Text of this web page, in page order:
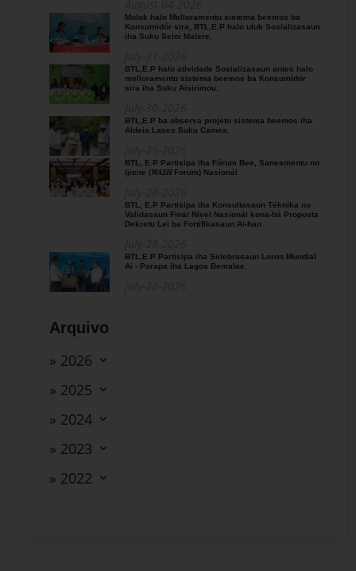
Molok halo Melloramentu sistema beemos ba
Konsumidór sira, BTL,E.P halo uluk Sosializasaun
iha Suku Seloi Malere,
BTL,E.P halo atividade Sosializasaun antes halo
melloramentu sistema beemos ba Konsumidór
sira iha Suku Aisirimou.
BTL,E.P ba observa projetu sistema beemos iha
Aldeia Lases Suku Camea.
BTL, E.P Partisipa iha Fórum Bee, Saneamentu no
Ijiene (𝑊𝐴𝑆𝐻 Forum) Nasionál
BTL, E.P Partisipa iha Konsultasaun Téknika no
Validasaun Finál Nível Nasionál kona-bá Proposta
Dekretu Lei ba Fortifikasaun Ai-han
BTL,E.P Partisipa iha Selebrasaun Loron Mundial
Ai - Parapa iha Lagoa Bemalae.
Arquivo
» 2026
» 2025
» 2024
» 2023
» 2022